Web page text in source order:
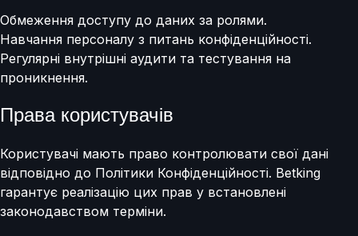
Обмеження доступу до даних за ролями.
Навчання персоналу з питань конфіденційності.
Регулярні внутрішні аудити та тестування на
проникнення.
Права користувачів
Користувачі мають право контролювати свої дані
відповідно до Політики Конфіденційності. Betking
гарантує реалізацію цих прав у встановлені
законодавством терміни.